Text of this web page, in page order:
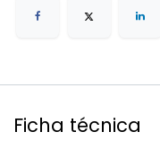
Ficha técnica